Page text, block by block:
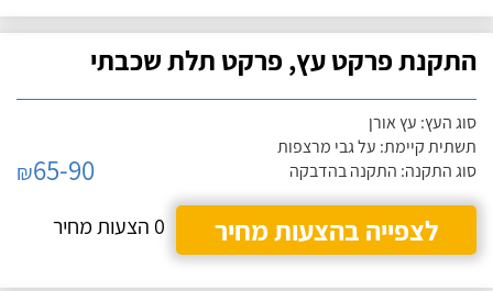
התקנת פרקט עץ, פרקט תלת שכבתי
סוג העץ: עץ אורן
תשתית קיימת: על גבי מרצפות
סוג התקנה: התקנה בהדבקה
₪65-90
לצפייה בהצעות מחיר
0 הצעות מחיר